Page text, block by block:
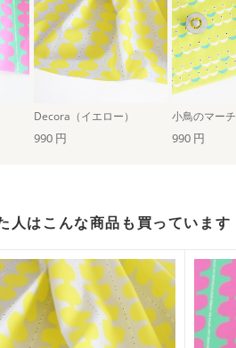
Decora（イエロー）
990 円 990 円
人はこんな商品も買っています